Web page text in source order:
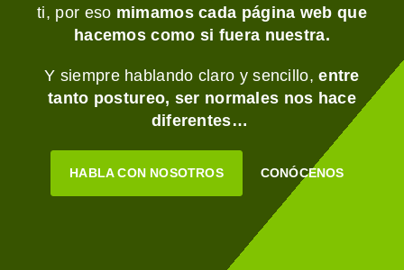
ti, por eso mimamos cada página web que
hacemos como si fuera nuestra.
Y siempre hablando claro y sencillo,entre
tanto postureo, ser normales nos hace
diferentes…
HABLA CON NOSOTROS CONÓCENOS